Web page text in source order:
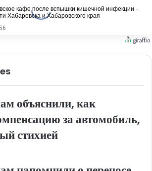
кафе после вспышки кишечной инфекции -
Хабаровска и Хабаровского края
объяснили, как
за автомобиль,
стихией